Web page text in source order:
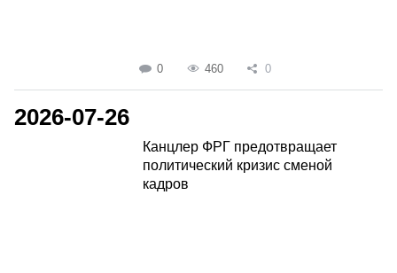
0 460 0
2026-07-26
Канцлер ФРГ предотвращает
политический кризис сменой
кадров